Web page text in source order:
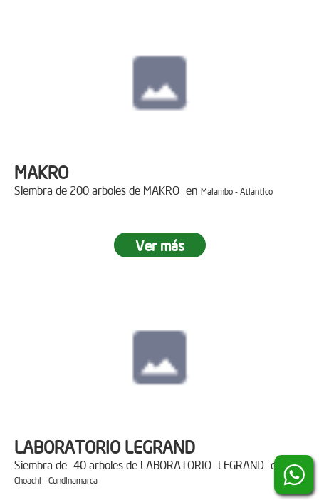
MAKRO
Siembra de 200 arboles de MAKRO en Malambo - Atlantico
Ver más
LABORATORIO LEGRAND
Siembra de 40 arboles de LABORATORIO LEGRAND en
Choachi - Cundinamarca